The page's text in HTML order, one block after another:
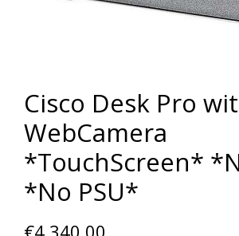
Cisco Desk Pro
WebCamera
*TouchScreen*
*No PSU*
€4,340.00